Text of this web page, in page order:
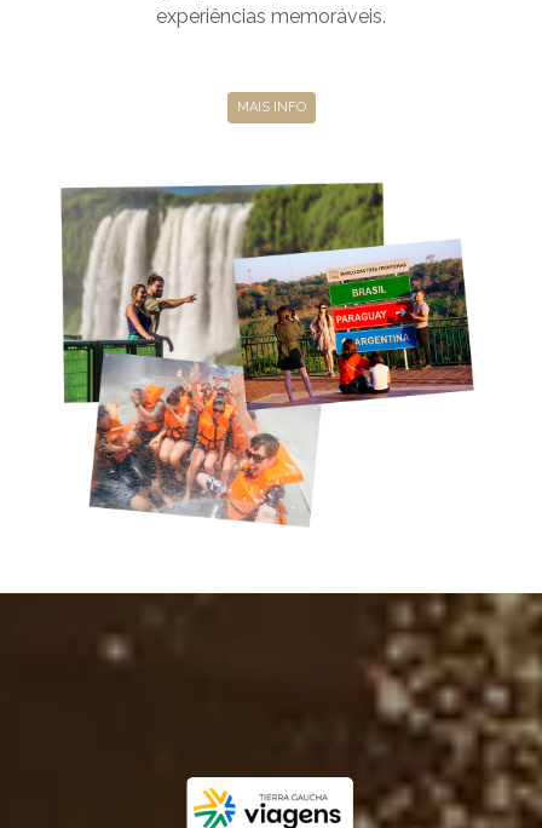
experiências memoráveis.
MAIS INFO